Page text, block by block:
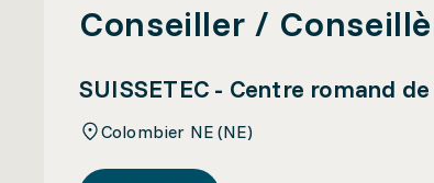
Conseiller /
SUISSETEC - Centre romand
Colombier NE (NE)